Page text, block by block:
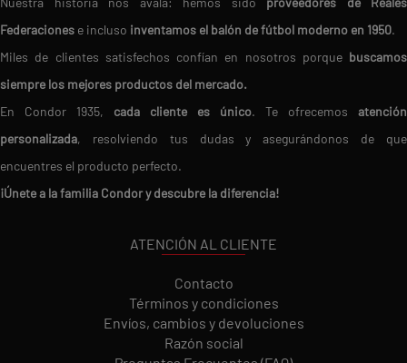
Federaciones e incluso inventamos el balón de fútbol moderno en 1950.
Miles de clientes satisfechos confían en nosotros porque buscamos
siempre los mejores productos del mercado.
En Condor 1935, cada cliente es único. Te ofrecemos atención
personalizada, resolviendo tus dudas y asegurándonos de que
encuentres el producto perfecto.
¡Únete a la familia Condor y descubre la diferencia!
ATENCIÓN AL CLIENTE
Contacto
Términos y condiciones
Envíos, cambios y devoluciones
Razón social